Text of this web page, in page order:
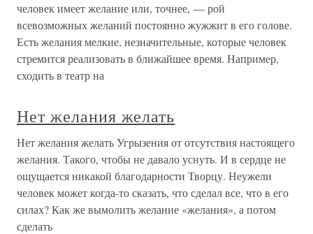
человек имеет желание или, точнее, — рой
всевозможных желаний постоянно жужжит в его голове.
Есть желания мелкие, незначительные, которые человек
стремится реализовать в ближайшее время. Например,
сходить в театр на
Нет желания желать
Нет желания желать Угрызения от отсутствия настоящего
желания. Такого, чтобы не давало уснуть. И в сердце не
ощущается никакой благодарности Творцу. Неужели
человек может когда-то сказать, что сделал все, что в его
силах? Как же вымолить желание «желания», а потом
сделать